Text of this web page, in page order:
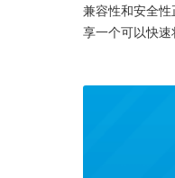
兼容性和安全
享一个可以快速